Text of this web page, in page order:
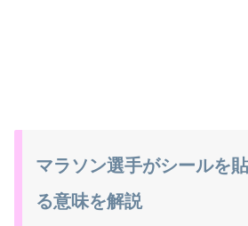
マラソン選手がシールを
る意味を解説